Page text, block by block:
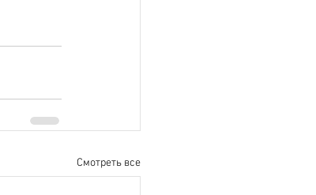
Смотреть все